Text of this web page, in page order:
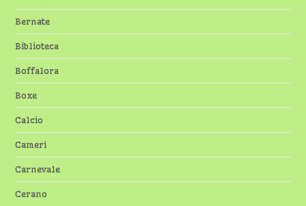
Bernate
Biblioteca
Boffalora
Boxe
Calcio
Cameri
Carnevale
Cerano